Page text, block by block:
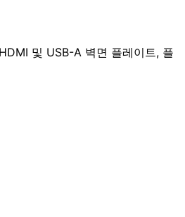
및 USB-A 벽면 플레이트, 플